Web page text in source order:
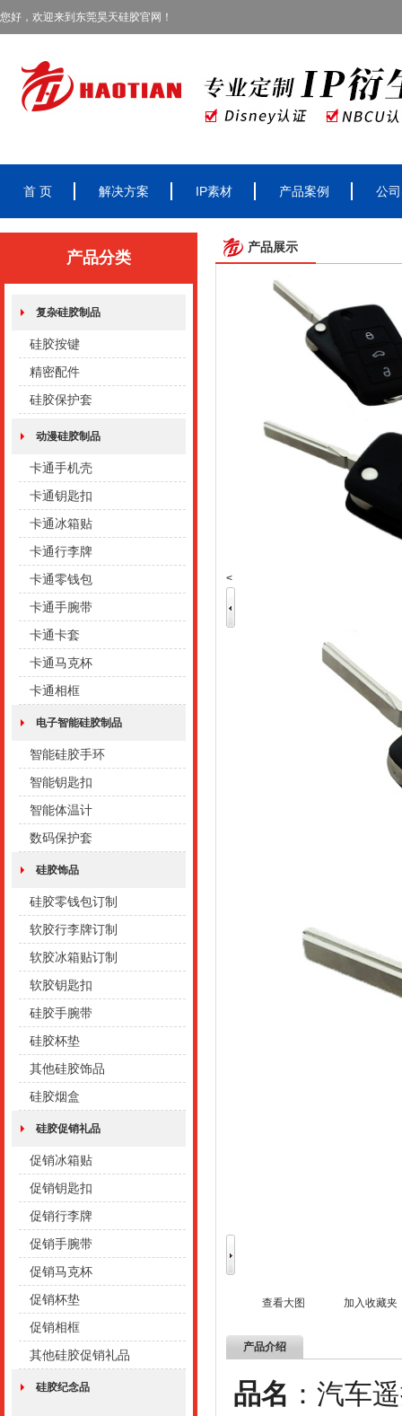
您好，欢迎来到东莞昊天硅胶官网！
首 页 解决方案 IP素材 产品案例 公
产品分类
复杂硅胶制品
硅胶按键
精密配件
硅胶保护套
动漫硅胶制品
卡通手机壳
卡通钥匙扣
卡通冰箱贴
卡通行李牌
卡通零钱包
卡通手腕带
卡通卡套
卡通马克杯
卡通相框
电子智能硅胶制品
智能硅胶手环
智能钥匙扣
智能体温计
数码保护套
硅胶饰品
硅胶零钱包订制
软胶行李牌订制
软胶冰箱贴订制
软胶钥匙扣
硅胶手腕带
硅胶杯垫
其他硅胶饰品
硅胶烟盒
硅胶促销礼品
促销冰箱贴
促销钥匙扣
促销行李牌
促销手腕带
促销马克杯
促销杯垫
促销相框
其他硅胶促销礼品
硅胶纪念品
产品展示
<
查看大图 加入收藏夹
产品介绍
品名 ：汽车